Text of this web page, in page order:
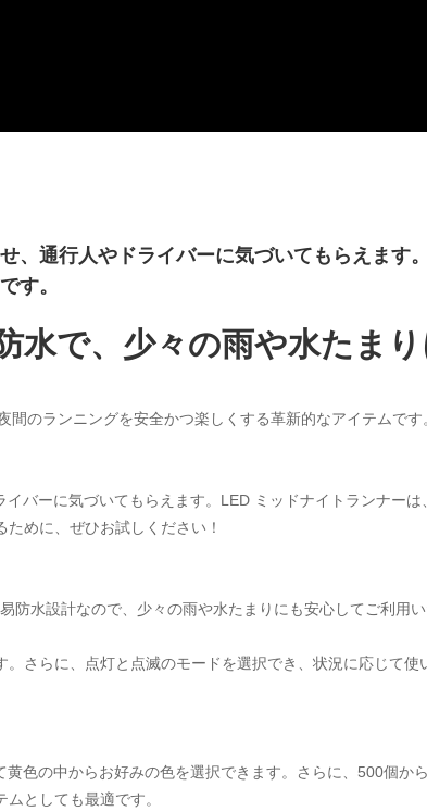
、通行人やドライバーに気づいてもらえます
す。
水で、少々の雨や水たま
のランニングを安全かつ楽しくする革新的なアイテムです
バーに気づいてもらえます。LED ミッドナイトランナー
めに、ぜひお試しください！
水設計なので、少々の雨や水たまりにも安心してご利用い
さらに、点灯と点滅のモードを選択でき、状況に応じて使
色の中からお好みの色を選択できます。さらに、500個か
としても最適です。